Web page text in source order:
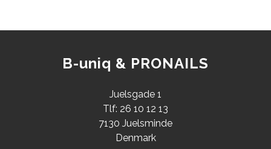
B-uniq & PRONAILS
Juelsgade 1
Tlf: 26 10 12 13
7130 Juelsminde
Denmark